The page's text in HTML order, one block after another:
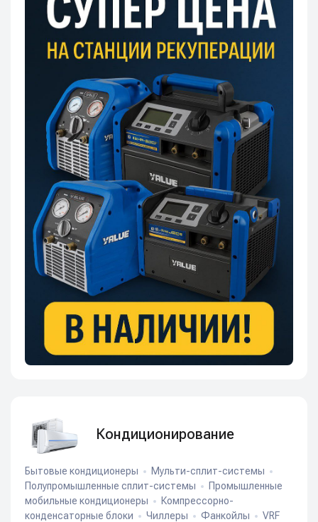
Кондиционирование
Бытовые кондиционеры
Мульти-сплит-системы
Полупромышленные сплит-системы
Промышленные
мобильные кондиционеры
Компрессорно-
конденсаторные блоки
Чиллеры Фанкойлы
VRF